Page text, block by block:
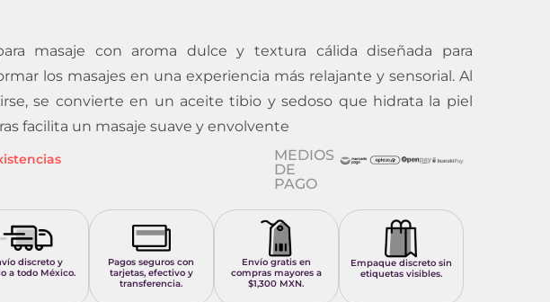
masaje con aroma dulce y textura cálida diseñada para
los masajes en una experiencia más relajante y sensorial. Al
se convierte en un aceite tibio y sedoso que hidrata la piel
facilita un masaje suave y envolvente
MEDIOS
DE
PAGO
discreto y
a todo México.
Pagos seguros con
tarjetas, efectivo y
transferencia.
Envío gratis en
compras mayores a
$1,300 MXN.
Empaque discreto sin
etiquetas visibles.